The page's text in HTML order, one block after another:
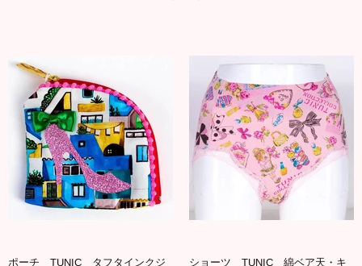
ポーチ TUNIC タフタインクジ
ショーツ TUNIC 綿ベア天・キ